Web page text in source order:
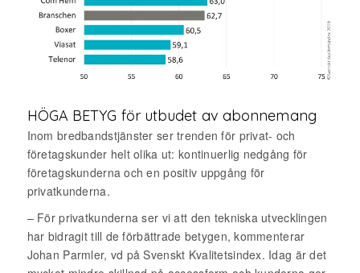
HÖGA BETYG för utbudet av abonnemang
Inom bredbandstjänster ser trenden för privat- och
företagskunder helt olika ut: kontinuerlig nedgång för
företagskunderna och en positiv uppgång för
privatkunderna.
– För privatkunderna ser vi att den tekniska utvecklingen
har bidragit till de förbättrade betygen, kommenterar
Johan Parmler, vd på Svenskt Kvalitetsindex. Idag är det